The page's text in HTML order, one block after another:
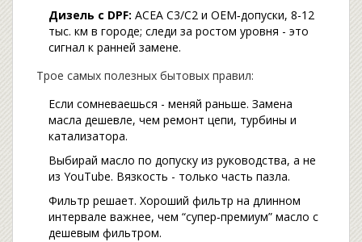
Дизель с DPF: ACEA C3/C2 и OEM‑допуски, 8-12
тыс. км в городе; следи за ростом уровня - это
сигнал к ранней замене.
Трое самых полезных бытовых правил:
Если сомневаешься - меняй раньше. Замена
масла дешевле, чем ремонт цепи, турбины и
катализатора.
Выбирай масло по допуску из руководства, а не
из YouTube. Вязкость - только часть пазла.
Фильтр решает. Хороший фильтр на длинном
интервале важнее, чем “супер‑премиум” масло с
дешевым фильтром.